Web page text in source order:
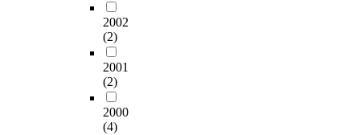
2002
(2)
2001
(2)
2000
(4)